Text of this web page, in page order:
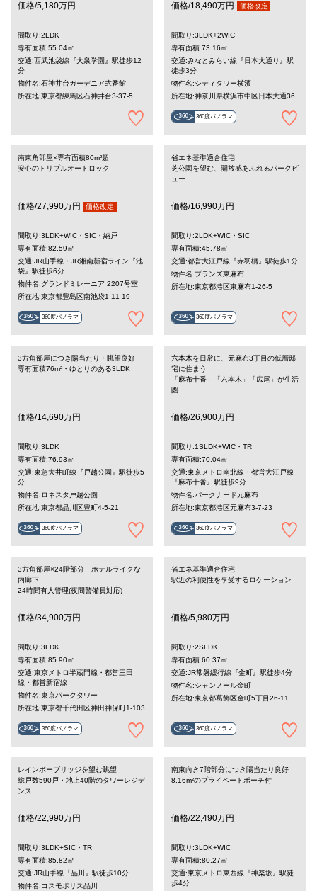
価格/5,180万円
間取り:2LDK
専有面積:55.04㎡
交通:西武池袋線『大泉学園』駅徒歩12
分
物件名:石神井台ガーデニア弐番館
所在地:東京都練馬区石神井台3-37-5
価格/18,490万円 価格改定
間取り:3LDK+2WIC
専有面積:73.16㎡
交通:みなとみらい線『日本大通り』駅
徒歩3分
物件名:シティタワー横濱
所在地:神奈川県横浜市中区日本大通36
360度パノラマ
南東角部屋×専有面積80m²超
安心のトリプルオートロック
価格/27,990万円 価格改定
間取り:3LDK+WIC・SIC・納戸
専有面積:82.59㎡
交通:JR山手線・JR湘南新宿ライン『池
袋』駅徒歩6分
物件名:グランドミレーニア 2207号室
所在地:東京都豊島区南池袋1-11-19
360度パノラマ
省エネ基準適合住宅
芝公園を望む、開放感あふれるパークビ
ュー
価格/16,990万円
間取り:2LDK+WIC・SIC
専有面積:45.78㎡
交通:都営大江戸線『赤羽橋』駅徒歩1分
物件名:ブランズ東麻布
所在地:東京都港区東麻布1-26-5
360度パノラマ
3方角部屋につき陽当たり・眺望良好
専有面積76m²・ゆとりのある3LDK
価格/14,690万円
間取り:3LDK
専有面積:76.93㎡
交通:東急大井町線『戸越公園』駅徒歩5
分
物件名:ロネスタ戸越公園
所在地:東京都品川区豊町4-5-21
360度パノラマ
六本木を日常に、元麻布3丁目の低層邸
宅に住まう
「麻布十番」「六本木」「広尾」が生活
圏
価格/26,900万円
間取り:1SLDK+WIC・TR
専有面積:70.04㎡
交通:東京メトロ南北線・都営大江戸線
『麻布十番』駅徒歩9分
物件名:パークナード元麻布
所在地:東京都港区元麻布3-7-23
360度パノラマ
3方角部屋×24階部分 ホテルライクな
内廊下
24時間有人管理(夜間警備員対応)
価格/34,900万円
間取り:3LDK
専有面積:85.90㎡
交通:東京メトロ半蔵門線・都営三田
線・都営新宿線
物件名:東京パークタワー
所在地:東京都千代田区神田神保町1-103
360度パノラマ
省エネ基準適合住宅
駅近の利便性を享受するロケーション
価格/5,980万円
間取り:2SLDK
専有面積:60.37㎡
交通:JR常磐緩行線『金町』駅徒歩4分
物件名:シャンノール金町
所在地:東京都葛飾区金町5丁目26-11
360度パノラマ
レインボーブリッジを望む眺望
総戸数590戸・地上40階のタワーレジデ
ンス
価格/22,990万円
間取り:3LDK+SIC・TR
専有面積:85.82㎡
交通:JR山手線『品川』駅徒歩10分
物件名:コスモポリス品川
南東向き7階部分につき陽当たり良好
8.16m²のプライベートポーチ付
価格/22,490万円
間取り:3LDK+WIC
専有面積:80.27㎡
交通:東京メトロ東西線『神楽坂』駅徒
歩4分